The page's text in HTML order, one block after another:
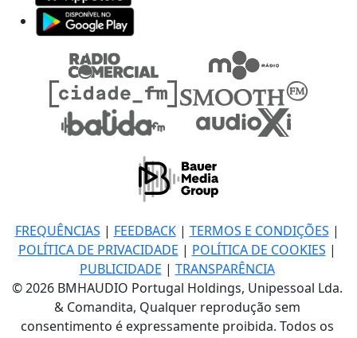
FREQUÊNCIAS | FEEDBACK| TERMOS E CONDIÇÕES |
POLÍTICA DE PRIVACIDADE | POLÍTICA DE COOKIES |
PUBLICIDADE | TRANSPARÊNCIA
© 2026 BMHAUDIO Portugal Holdings, Unipessoal Lda.
& Comandita, Qualquer reprodução sem
consentimento é expressamente proibida. Todos os